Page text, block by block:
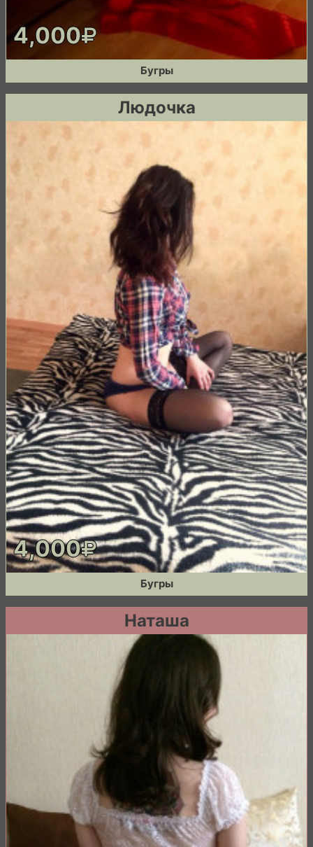
4,000
Бугры
Людочка
4,000
Бугры
Наташа